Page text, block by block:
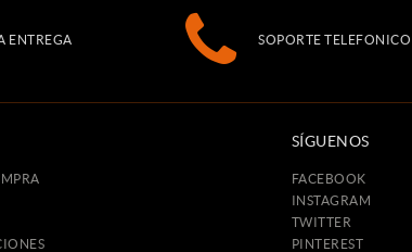
ENTREGA SOPORTE TELEFONICO
SÍGUENOS
FACEBOOK
INSTAGRAM
TWITTER
PINTEREST